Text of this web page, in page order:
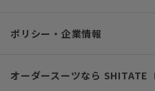
ポリシー・企業情報
オーダースーツなら SHITATE